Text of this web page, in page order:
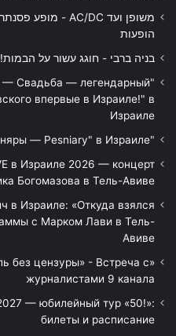
הופעות
בניה ברבי - חוגג עשור על הבמות! 2026 - כרטיסים ולוח הופעות
— Свадьба — легендарный
впервые в Израиле!" в
Израиле
"Песняры — Pesniary" в Израиле
в Израиле 2026 — концерт
Богомазова в Тель-Авиве
в Израиле: «Откуда взялся
с Марком Лави в Тель-
Авиве
без цензуры» - Встреча с
журналистами 9 канала
— юбилейный тур «50!»:
билеты и расписание